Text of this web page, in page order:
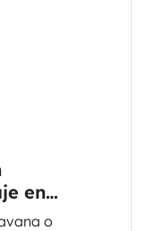
en
o